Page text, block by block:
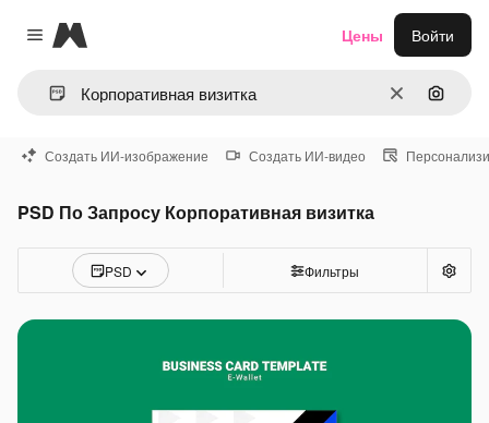
Close menu
Magnific
ОчиститьПоиск
Цены Войти
Создать ИИ-изображение Создать ИИ-видео
PSD По Запросу Корпоративная визитка
PSD Фильтры